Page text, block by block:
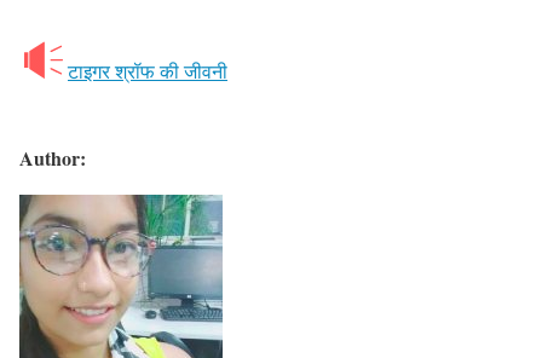
टाइगर श्रॉफ की जीवनी
Author: